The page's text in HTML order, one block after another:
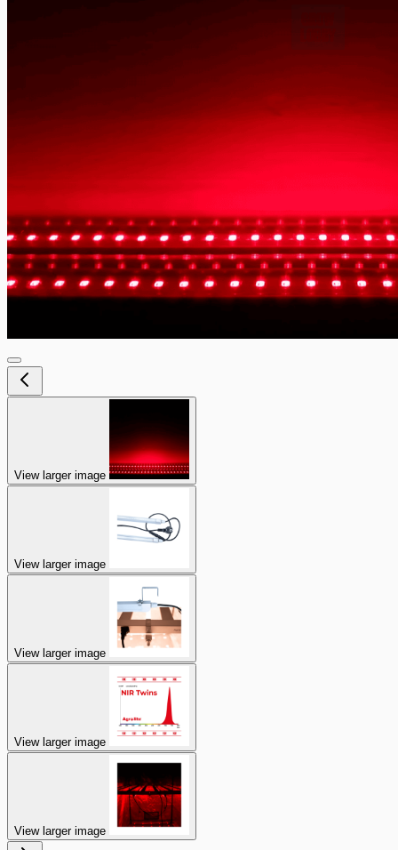
View larger image
View larger image
View larger image
View larger image
View larger image